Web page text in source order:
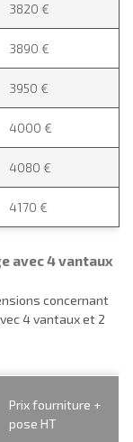
3820 €
3890 €
3950 €
4000 €
4080 €
4170 €
avec 4 vantaux
concernant
4 vantaux et 2
Prix fourniture +
pose HT